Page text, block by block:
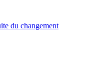
du changement